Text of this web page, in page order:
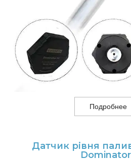
Подробнее
Датчик рівня
Dominator